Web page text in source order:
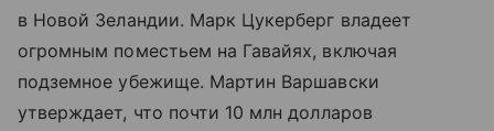
в Новой Зеландии. Марк Цукерберг владеет
огромным поместьем на Гавайях, включая
подземное убежище. Мартин Варшавски
утверждает, что почти 10 млн долларов